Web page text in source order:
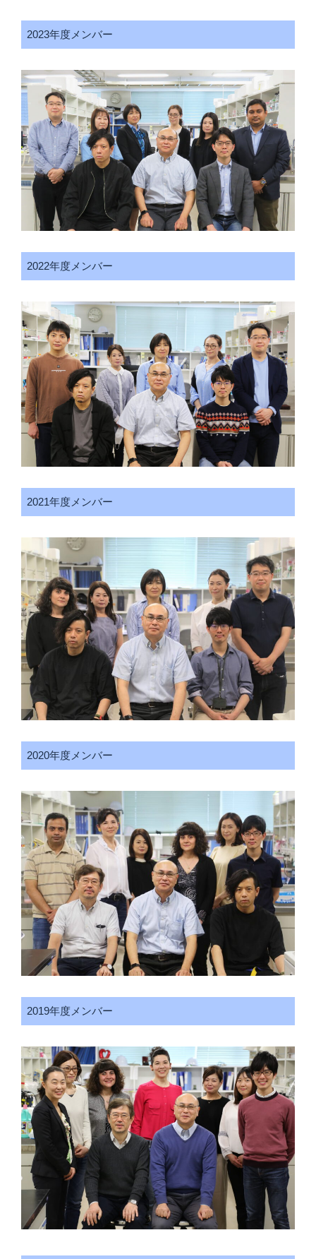
2023年度メンバー
2022年度メンバー
2021年度メンバー
2020年度メンバー
2019年度メンバー